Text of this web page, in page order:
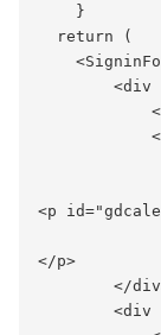
    }
  return (
<div
<p
</p>
</
<div